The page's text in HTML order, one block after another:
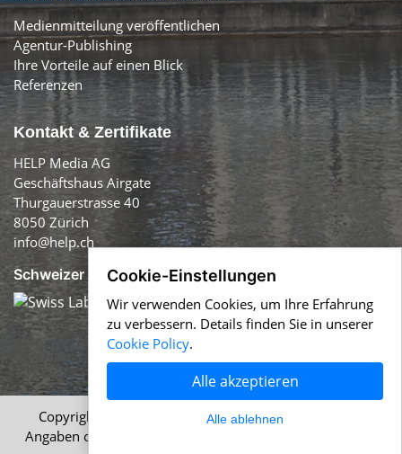
Medienmitteilung veröffentlichen
Agentur-Publishing
Ihre Vorteile auf einen Blick
Referenzen
Kontakt & Zertifikate
HELP Media AG
Geschäftshaus Airgate
Thurgauerstrasse 40
8050 Zürich
info@help.ch
Schweizer Qualität:
Copyright © 1996-2026 HELP Media AG, Zürich. Alle
Angaben ohne Gewähr.
Cookie-Einstellungen
Wir verwenden Cookies, um Ihre Erfahrung
zu verbessern. Details finden Sie in unserer
Cookie Policy.
Alle akzeptieren
Alle ablehnen